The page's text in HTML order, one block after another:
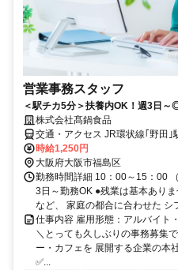
営業事務スタッフ
＜駅チカ5分＞扶養内OK！週3日
株式会社髙鍋食品
交通・アクセス JR環状線｢野田｣
駅徒歩5分
時給1,250円
大阪府大阪市福島区
勤務時間詳細 10：00～15：00
3日～勤務OK ●残業は基本あり
など、 家庭の都合に合わせた シ
仕事内容 雇用形態：アルバイト
＼とっても久しぶりの事務募集
ー・カフェを 展開する企業の本
✅...